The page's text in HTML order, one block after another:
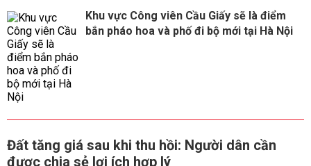
Khu vực Công viên Cầu Giấy sẽ là điểm
bắn pháo hoa và phố đi bộ mới tại Hà Nội
Đất tăng giá sau khi thu hồi: Người dân cần
được chia sẻ lợi ích hợp lý